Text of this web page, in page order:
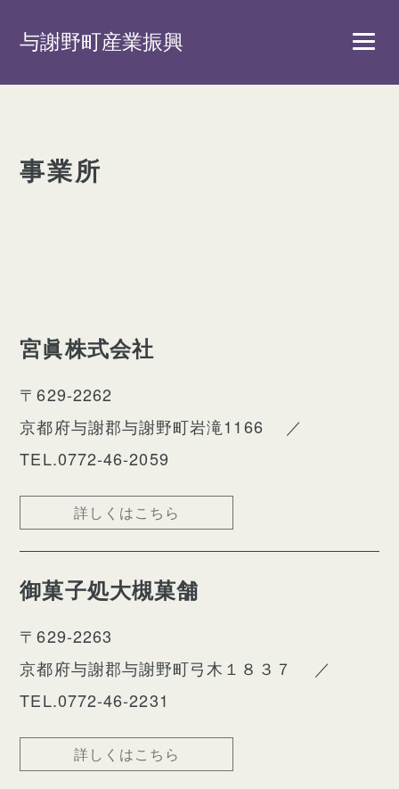
与謝野町産業振興
事業所
宮眞株式会社
〒629-2262
京都府与謝郡与謝野町岩滝1166
／
TEL.0772-46-2059
詳しくはこちら
御菓子処大槻菓舗
〒629-2263
京都府与謝郡与謝野町弓木１８３７
／
TEL.0772-46-2231
詳しくはこちら